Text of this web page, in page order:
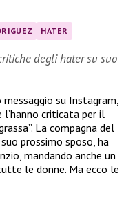
HATER
degli hater su suo
messaggio su Instagram,
l’hanno criticata per il
La compagna del
prossimo sposo, ha
mandando anche un
le donne. Ma ecco le